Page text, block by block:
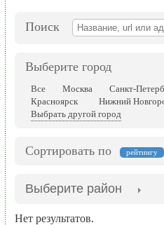
Поиск
Выберите город
Все Москва
Санкт-
Красноярск
Нижний
Выбрать другой город
Сортировать по рейтингу
Выберите район
Нет результатов.